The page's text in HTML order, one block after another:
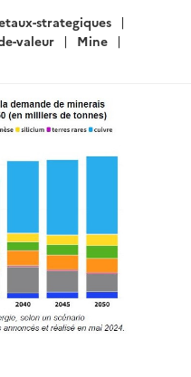
strategiques
valeur
Mine